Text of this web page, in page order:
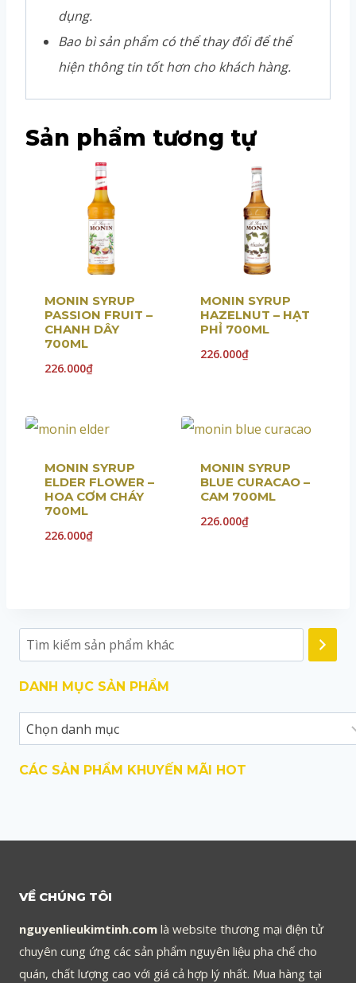
dụng.
Bao bì sản phẩm có thể thay đổi để thể
hiện thông tin tốt hơn cho khách hàng.
Sản phẩm tương tự
MONIN SYRUP
PASSION FRUIT –
CHANH DÂY
700ML
226.000₫
MONIN SYRUP
HAZELNUT – HẠT
PHỈ 700ML
226.000₫
MONIN SYRUP
ELDER FLOWER –
HOA CƠM CHÁY
700ML
226.000₫
MONIN SYRUP
BLUE CURACAO –
CAM 700ML
226.000₫
DANH MỤC SẢN PHẨM
CÁC SẢN PHẨM KHUYẾN MÃI HOT
VỀ CHÚNG TÔI
nguyenlieukimtinh.com là website thương mại điện tử
chuyên cung ứng các sản phẩm nguyên liệu pha chế cho
quán, chất lượng cao với giá cả hợp lý nhất. Mua hàng tại